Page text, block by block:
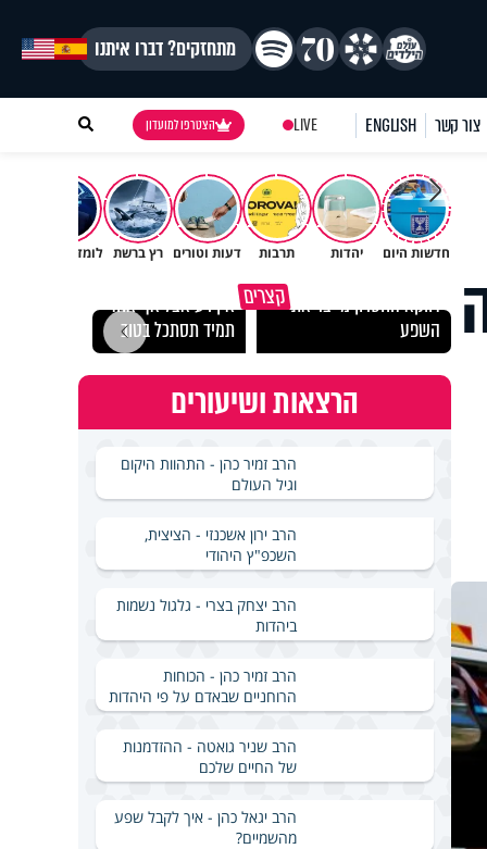
מתחזקים? דברו איתנו
צור קשר ENGLISH
LIVE הצטרפו למועדון
חדשות היום יהדות תרבות דעות וטורים רץ ברשת לומדים תורה
קצריםדווקא החסרון מייצר את
השפע
אין רע אצל אף אחד -
תמיד תסתכל בטוב
הרצאות ושיעורים
הרב זמיר כהן - התהוות היקום
וגיל העולם
הרב ירון אשכנזי - הציצית,
השכפ"ץ היהודי
הרב יצחק בצרי - גלגול נשמות
ביהדות
הרב זמיר כהן - הכוחות
הרוחניים שבאדם על פי היהדות
הרב שניר גואטה - ההזדמנות
של החיים שלכם
הרב יגאל כהן - איך לקבל שפע
מהשמיים?